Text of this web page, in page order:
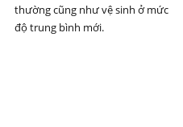
thường cũng như vệ sinh ở mức
độ trung bình mới.